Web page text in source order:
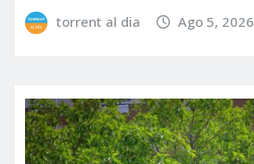
torrent al dia Ago 5, 2026